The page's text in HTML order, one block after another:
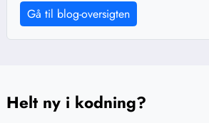
Gå til blog-oversigten
Helt ny i kodning?